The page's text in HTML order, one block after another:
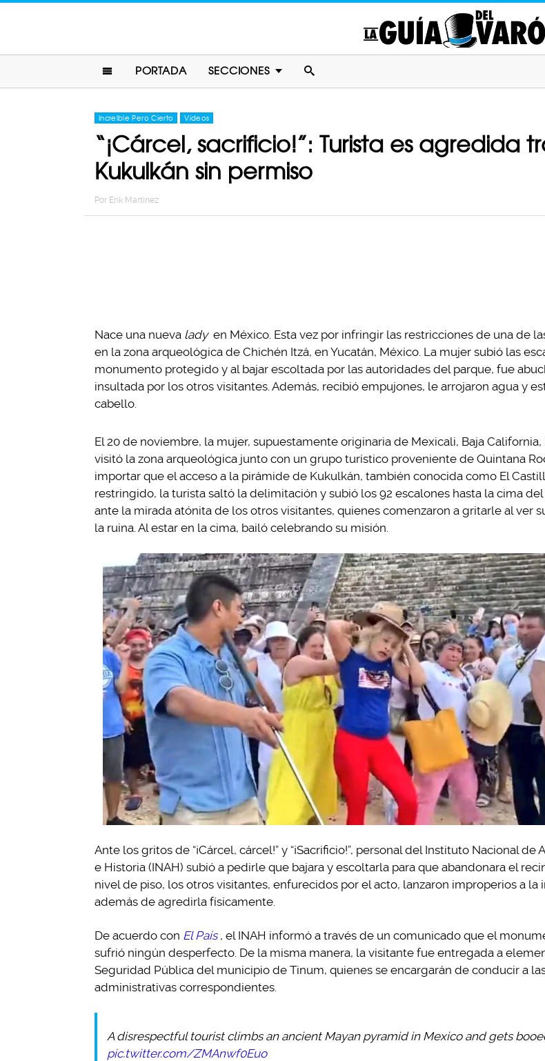
PORTADA SECCIONES
Increíble Pero Cierto Videos
“¡Cárcel, sacrificio!”: Turista es agredida
Kukulkán sin permiso
Por Erik Martinez
Nace una nueva lady en México. Esta vez por infringir las restricciones de una de
en la zona arqueológica de Chichén Itzá, en Yucatán, México. La mujer subió las
monumento protegido y al bajar escoltada por las autoridades del parque, fue
insultada por los otros visitantes. Además, recibió empujones, le arrojaron agua y
cabello.
El 20 de noviembre, la mujer, supuestamente originaria de Mexicali, Baja California,
visitó la zona arqueológica junto con un grupo turístico proveniente de Quintana
importar que el acceso a la pirámide de Kukulkán, también conocida como El
restringido, la turista saltó la delimitación y subió los 92 escalones hasta la cima
ante la mirada atónita de los otros visitantes, quienes comenzaron a gritarle al ver
la ruina. Al estar en la cima, bailó celebrando su misión.
Ante los gritos de “¡Cárcel, cárcel!” y “¡Sacrificio!”, personal del Instituto Nacional de
e Historia (INAH) subió a pedirle que bajara y escoltarla para que abandonara el
nivel de piso, los otros visitantes, enfurecidos por el acto, lanzaron improperios a la
además de agredirla físicamente.
De acuerdo con El País , el INAH informó a través de un comunicado que el
sufrió ningún desperfecto. De la misma manera, la visitante fue entregada a
Seguridad Pública del municipio de Tinum, quienes se encargarán de conducir a
administrativas correspondientes.
A disrespectful tourist climbs an ancient Mayan pyramid in Mexico and gets
pic.twitter.com/ZMAnwf0Euo